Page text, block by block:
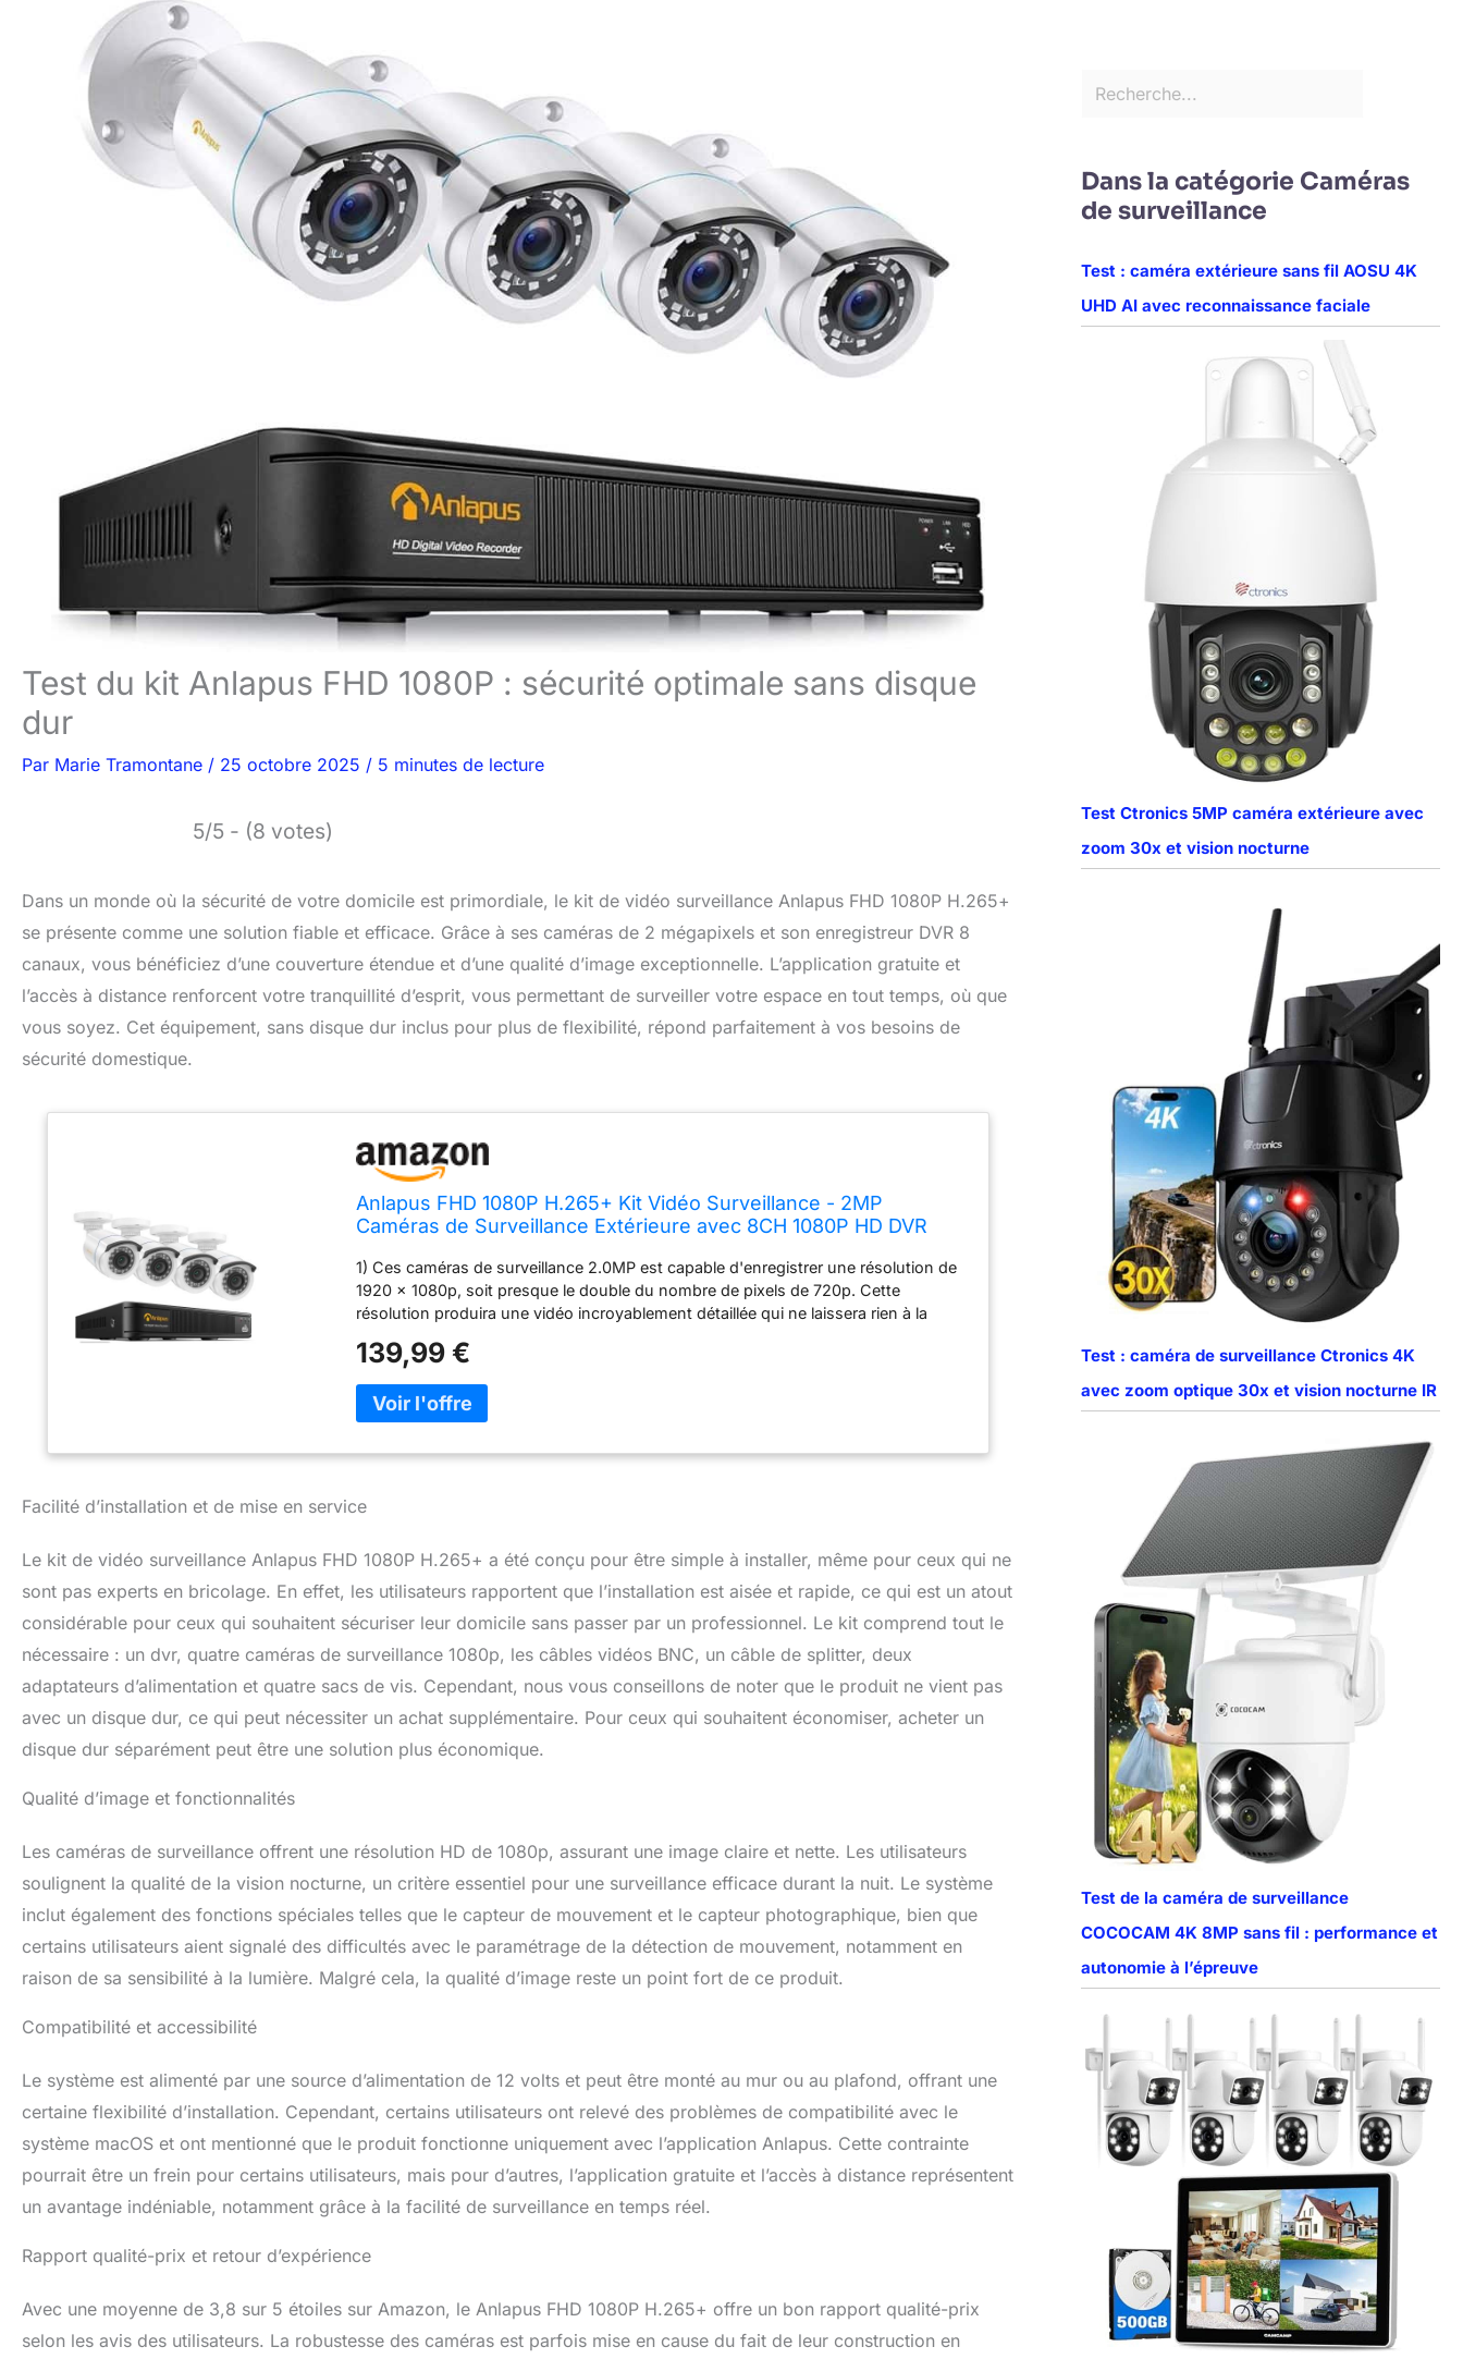
Test du kit Anlapus FHD 1080P : sécurité optimale sans disque
dur
Par Marie Tramontane / 25 octobre 2025 / 5 minutes de lecture
5/5 - (8 votes)
Dans un monde où la sécurité de votre domicile est primordiale, le kit de vidéo surveillance Anlapus FHD 1080P H.265+
se présente comme une solution fiable et efficace. Grâce à ses caméras de 2 mégapixels et son enregistreur DVR 8
canaux, vous bénéficiez d’une couverture étendue et d’une qualité d’image exceptionnelle. L’application gratuite et
l’accès à distance renforcent votre tranquillité d’esprit, vous permettant de surveiller votre espace en tout temps, où que
vous soyez. Cet équipement, sans disque dur inclus pour plus de flexibilité, répond parfaitement à vos besoins de
sécurité domestique.
Anlapus FHD 1080P H.265+ Kit Vidéo Surveillance - 2MP
Caméras de Surveillance Extérieure avec 8CH 1080P HD DVR
Sécurité Sans disque dur Inclus
1) Ces caméras de surveillance 2.0MP est capable d'enregistrer une résolution de
1920 x 1080p, soit presque le double du nombre de pixels de 720p. Cette
résolution produira une vidéo incroyablement détaillée qui ne laissera rien à la
puissiez voir plus loin. Ces caméras également livrées avec un enregistreur 8CH
en 1080p, qui vous permet d’ajouter encore 4 caméras et idéal pour la surveillance
domestique. 2) La caméra HD offre une vision nocturne de 24 mètres dans des
conditions dans l'obscurité totale. Le filtre infrarouge intégré s'active et se
désactive entre le jour et la nuit, garantissant ainsi une reproduction fidèle des
puisse visualiser votre caméras à distance depuis votre smartphone ou votre
tablette. Vous pouvez également programmer l'application pour qu'elle vous
avec des pièces jointes à une capture d'écran directement sur votre téléphone
pour vous permettre de rester connecté à votre propriété à tout moment. 4）
Installez cette caméra de surveillance extérieure durable là où vous en avez le plus
besoin - à l'intérieur ou à l'extérieur. Il est fabriqué pour être totalement résistant
aux intempéries (IP66). Vous pouvez donc compter sur une surveillance de
sécurité en toute saison qui ne cesse jamais de fonctionner. 5）Modes
139,99 €
Facilité d’installation et de mise en service
Le kit de vidéo surveillance Anlapus FHD 1080P H.265+ a été conçu pour être simple à installer, même pour ceux qui ne
sont pas experts en bricolage. En effet, les utilisateurs rapportent que l’installation est aisée et rapide, ce qui est un atout
considérable pour ceux qui souhaitent sécuriser leur domicile sans passer par un professionnel. Le kit comprend tout le
nécessaire : un dvr, quatre caméras de surveillance 1080p, les câbles vidéos BNC, un câble de splitter, deux
adaptateurs d’alimentation et quatre sacs de vis. Cependant, nous vous conseillons de noter que le produit ne vient pas
avec un disque dur, ce qui peut nécessiter un achat supplémentaire. Pour ceux qui souhaitent économiser, acheter un
disque dur séparément peut être une solution plus économique.
Qualité d’image et fonctionnalités
Les caméras de surveillance offrent une résolution HD de 1080p, assurant une image claire et nette. Les utilisateurs
soulignent la qualité de la vision nocturne, un critère essentiel pour une surveillance efficace durant la nuit. Le système
inclut également des fonctions spéciales telles que le capteur de mouvement et le capteur photographique, bien que
certains utilisateurs aient signalé des difficultés avec le paramétrage de la détection de mouvement, notamment en
raison de sa sensibilité à la lumière. Malgré cela, la qualité d’image reste un point fort de ce produit.
Compatibilité et accessibilité
Le système est alimenté par une source d’alimentation de 12 volts et peut être monté au mur ou au plafond, offrant une
certaine flexibilité d’installation. Cependant, certains utilisateurs ont relevé des problèmes de compatibilité avec le
système macOS et ont mentionné que le produit fonctionne uniquement avec l’application Anlapus. Cette contrainte
pourrait être un frein pour certains utilisateurs, mais pour d’autres, l’application gratuite et l’accès à distance représentent
un avantage indéniable, notamment grâce à la facilité de surveillance en temps réel.
Rapport qualité-prix et retour d’expérience
Avec une moyenne de 3,8 sur 5 étoiles sur Amazon, le Anlapus FHD 1080P H.265+ offre un bon rapport qualité-prix
selon les avis des utilisateurs. La robustesse des caméras est parfois mise en cause du fait de leur construction en
Dans la catégorie Caméras
de surveillance
Test : caméra extérieure sans fil AOSU 4K
UHD AI avec reconnaissance faciale
Test Ctronics 5MP caméra extérieure avec
zoom 30x et vision nocturne
Test : caméra de surveillance Ctronics 4K
avec zoom optique 30x et vision nocturne IR
Test de la caméra de surveillance
COCOCAM 4K 8MP sans fil : performance et
autonomie à l’épreuve